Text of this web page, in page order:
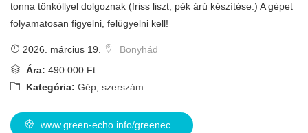
tonna tönköllyel dolgoznak (friss liszt, pék árú készítése.) A gépet
folyamatosan figyelni, felügyelni kell!
2026. március 19.
Bonyhád
Ára: 490.000 Ft
Kategória: Gép, szerszám
www.green-echo.info/greenec...